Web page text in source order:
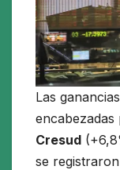
Las
encabezadas
Cresud
se